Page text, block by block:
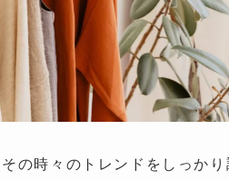
時々のトレンドをしっか